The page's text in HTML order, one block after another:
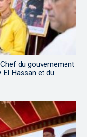
du gouvernement
El Hassan et du